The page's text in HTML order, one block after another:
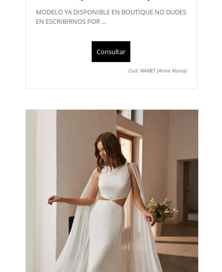
MODELO YA DISPONIBLE EN BOUTIQUE NO DUDES
EN ESCRIBIRNOS POR ...
Consultar
Cod: NAMET (Alma Novia)